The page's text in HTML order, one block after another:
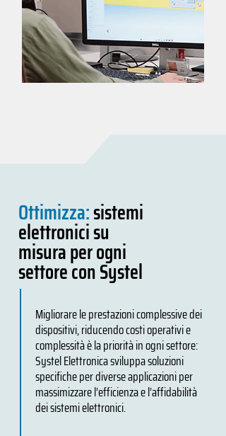
Ottimizza:sistemi
elettronici su
misura per ogni
settore con Systel
Migliorare le prestazioni complessive dei
dispositivi, riducendo costi operativi e
complessità è la priorità in ogni settore:
Systel Elettronica sviluppa soluzioni
specifiche per diverse applicazioni per
massimizzare l’efficienza e l’affidabilità
dei sistemi elettronici.